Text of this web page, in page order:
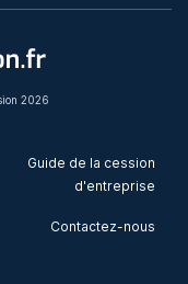
Guide de la cession
d'entreprise
Contactez-nous
2026